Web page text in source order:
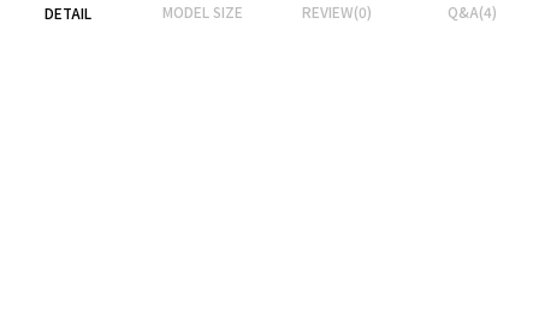
DETAIL MODEL SIZE REVIEW(0) Q&A(4)